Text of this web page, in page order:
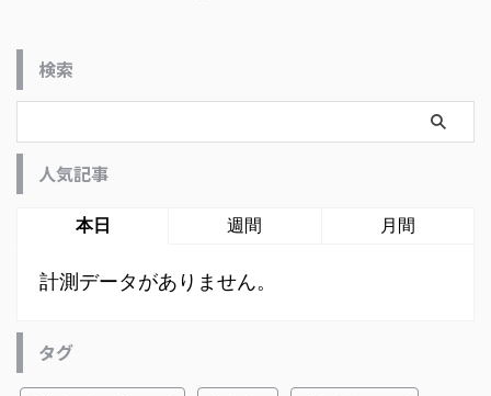
検索
人気記事
本日 週間 月間
計測データがありません。
タグ